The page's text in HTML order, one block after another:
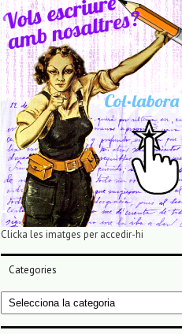
Clicka les imatges per accedir-hi
Categories
Categories